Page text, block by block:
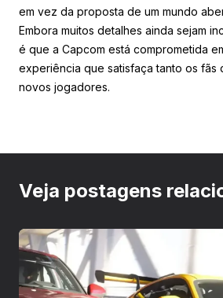
em vez da proposta de um mundo
Embora muitos detalhes ainda sejam
é que a Capcom está comprometida
experiência que satisfaça tanto os fãs
novos jogadores.
Veja postagens